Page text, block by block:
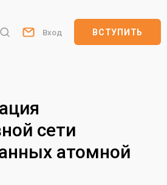
Вход ВСТУПИТЬ
сети
атомной